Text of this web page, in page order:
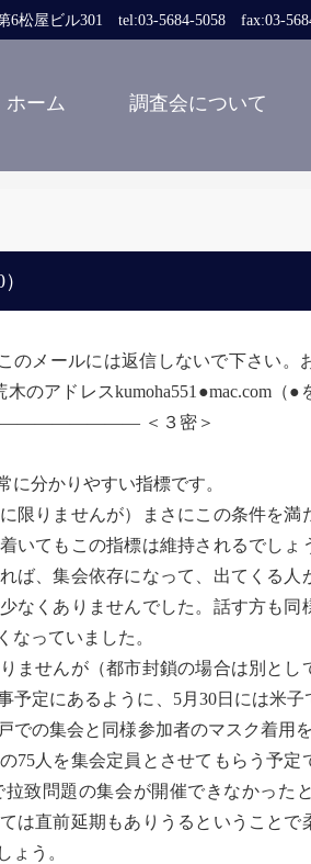
6松屋ビル301 tel:03-5684-5058 fax:03-
ホーム 調査会について
のメールには返信しないで下さい
木のアドレスkumoha551●mac.com
＜３密＞
分かりやすい指標です。
限りませんが）まさにこの条件を満
いてもこの指標は維持されるでし
ば、集会依存になって、出てくる
なくありませんでした。話す方も同
なっていました。
ませんが（都市封鎖の場合は別とし
定にあるように、5月30日には米子
での集会と同様参加者のマスク着用
75人を集会定員とさせてもらう予定
致問題の集会が開催できなかった
は直前延期もありうるということ
ょう。